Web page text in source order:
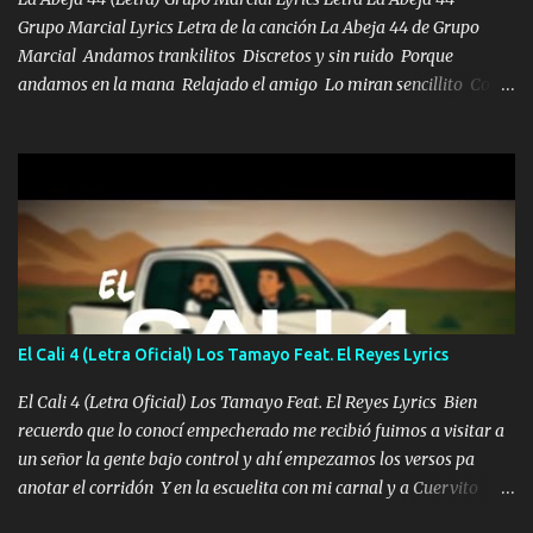
Grupo Marcial Lyrics Letra de la canción La Abeja 44 de Grupo
Marcial Andamos trankilitos Discretos y sin ruido Porque
andamos en la mana Relajado el amigo Lo miran sencillito Con
coronamos Se jala los marciales Y sus guitarras ya van sonando
Un gallardo me prendo Para agarrar el vuelo y la mente y
tranquilizando Tomense un buen trago Y así es como empezamos
los versos que voy cantando (Music) A vido alta y bajas La carreta
se atora Pero nunca le aflojamos Ya me han pasado cosas Y
aunque ustedes no sepan Pero la vida es muy corta Hay que
echarle chingazos Y seguir trabajando porque nada es...
El Cali 4 (Letra Oficial) Los Tamayo Feat. El Reyes Lyrics
El Cali 4 (Letra Oficial) Los Tamayo Feat. El Reyes Lyrics Bien
recuerdo que lo conocí empecherado me recibió fuimos a visitar a
un señor la gente bajo control y ahí empezamos los versos pa
anotar el corridón Y en la escuelita con mi carnal y a Cuervito